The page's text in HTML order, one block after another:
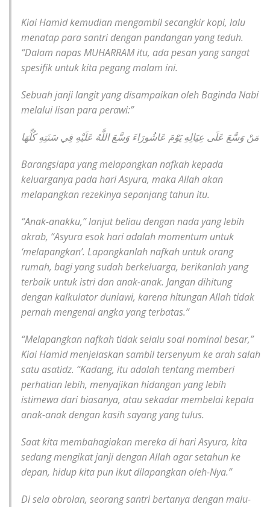
Kiai Hamid kemudian mengambil secangkir kopi, lalu
menatap para santri dengan pandangan yang teduh.
“Dalam napas MUHARRAM itu, ada pesan yang sangat
spesifik untuk kita pegang malam ini.
Sebuah janji langit yang disampaikan oleh Baginda Nabi
melalui lisan para perawi:”
مَنْ وَسَّعَ عَلَى عِيَالِهِ يَوْمَ عَاشُورَاءَ وَسَّعَ اللَّهُ عَلَيْهِ فِي سَنَتِهِ كُلِّهَا
Barangsiapa yang melapangkan nafkah kepada
keluarganya pada hari Asyura, maka Allah akan
melapangkan rezekinya sepanjang tahun itu.
“Anak-anakku,” lanjut beliau dengan nada yang lebih
akrab, “Asyura esok hari adalah momentum untuk
‘melapangkan’. Lapangkanlah nafkah untuk orang
rumah, bagi yang sudah berkeluarga, berikanlah yang
terbaik untuk istri dan anak-anak. Jangan dihitung
dengan kalkulator duniawi, karena hitungan Allah tidak
pernah mengenal angka yang terbatas.”
“Melapangkan nafkah tidak selalu soal nominal besar,”
Kiai Hamid menjelaskan sambil tersenyum ke arah salah
satu asatidz. “Kadang, itu adalah tentang memberi
perhatian lebih, menyajikan hidangan yang lebih
istimewa dari biasanya, atau sekadar membelai kepala
anak-anak dengan kasih sayang yang tulus.
Saat kita membahagiakan mereka di hari Asyura, kita
sedang mengikat janji dengan Allah agar setahun ke
depan, hidup kita pun ikut dilapangkan oleh-Nya.”
Di sela obrolan, seorang santri bertanya dengan malu-